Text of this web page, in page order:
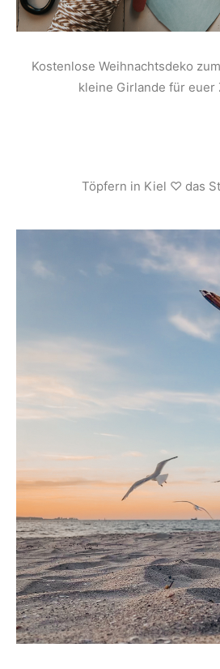
Kostenlose Weihnachtsdeko
kleine Girlande für
Töpfern in Kiel ♡ das